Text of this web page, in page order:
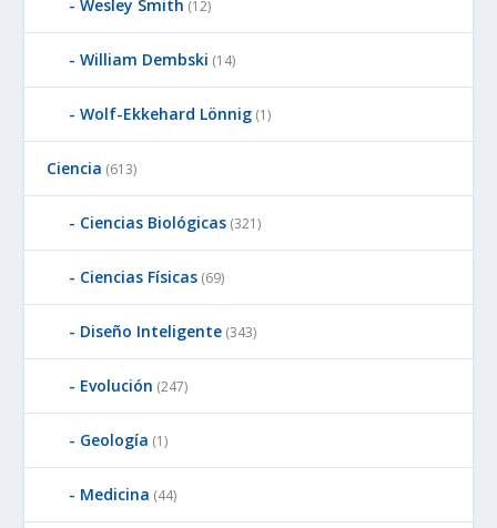
Wesley Smith (12)
William Dembski (14)
Wolf-Ekkehard Lönnig (1)
Ciencia (613)
Ciencias Biológicas (321)
Ciencias Físicas (69)
Diseño Inteligente (343)
Evolución (247)
Geología (1)
Medicina (44)